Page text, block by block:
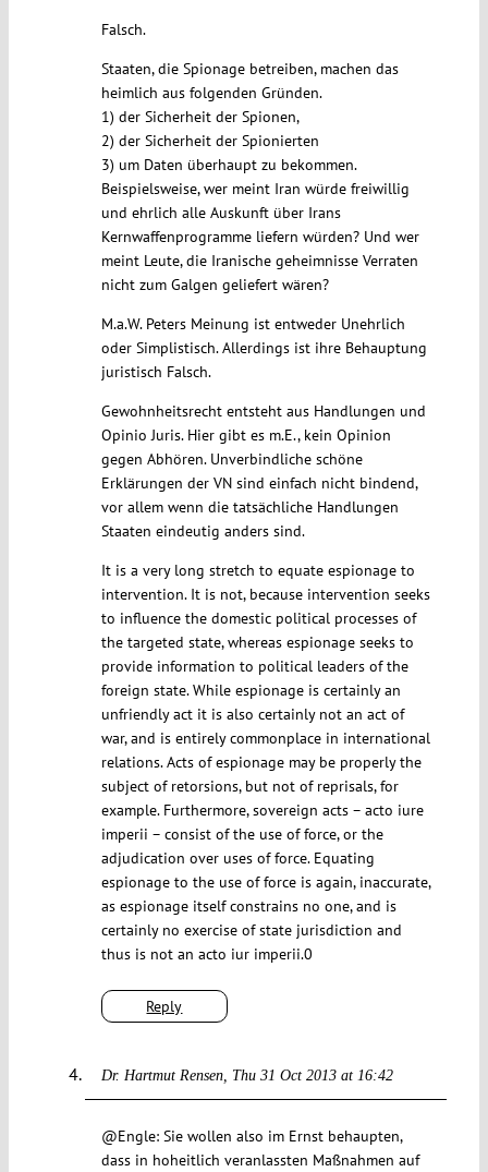
Reply
Falsch.
Staaten, die Spionage betreiben, machen das
heimlich aus folgenden Gründen.
1) der Sicherheit der Spionen,
2) der Sicherheit der Spionierten
3) um Daten überhaupt zu bekommen.
Beispielsweise, wer meint Iran würde freiwillig
und ehrlich alle Auskunft über Irans
Kernwaffenprogramme liefern würden? Und wer
meint Leute, die Iranische geheimnisse Verraten
nicht zum Galgen geliefert wären?
M.a.W. Peters Meinung ist entweder Unehrlich
oder Simplistisch. Allerdings ist ihre Behauptung
juristisch Falsch.
Gewohnheitsrecht entsteht aus Handlungen und
Opinio Juris. Hier gibt es m.E., kein Opinion
gegen Abhören. Unverbindliche schöne
Erklärungen der VN sind einfach nicht bindend,
vor allem wenn die tatsächliche Handlungen
Staaten eindeutig anders sind.
It is a very long stretch to equate espionage to
intervention. It is not, because intervention seeks
to influence the domestic political processes of
the targeted state, whereas espionage seeks to
provide information to political leaders of the
foreign state. While espionage is certainly an
unfriendly act it is also certainly not an act of
war, and is entirely commonplace in international
relations. Acts of espionage may be properly the
subject of retorsions, but not of reprisals, for
example. Furthermore, sovereign acts – acto iure
imperii – consist of the use of force, or the
adjudication over uses of force. Equating
espionage to the use of force is again, inaccurate,
as espionage itself constrains no one, and is
certainly no exercise of state jurisdiction and
thus is not an acto iur imperii.0
Dr. Hartmut Rensen Thu 31 Oct 2013 at 16:42
@Engle: Sie wollen also im Ernst behaupten,
dass in hoheitlich veranlassten Maßnahmen auf